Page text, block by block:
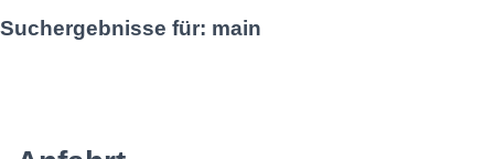
Suchergebnisse für: main